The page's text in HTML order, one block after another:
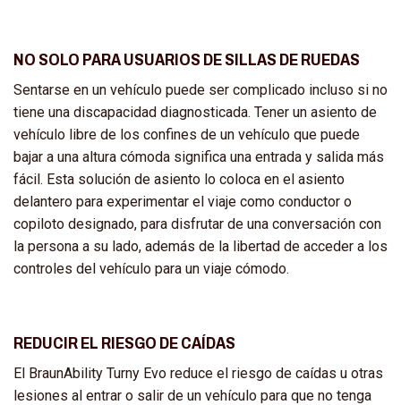
NO SOLO PARA USUARIOS DE SILLAS DE RUEDAS
Sentarse en un vehículo puede ser complicado incluso si no
tiene una discapacidad diagnosticada. Tener un asiento de
vehículo libre de los confines de un vehículo que puede
bajar a una altura cómoda significa una entrada y salida más
fácil. Esta solución de asiento lo coloca en el asiento
delantero para experimentar el viaje como conductor o
copiloto designado, para disfrutar de una conversación con
la persona a su lado, además de la libertad de acceder a los
controles del vehículo para un viaje cómodo.
REDUCIR EL RIESGO DE CAÍDAS
El BraunAbility Turny Evo reduce el riesgo de caídas u otras
lesiones al entrar o salir de un vehículo para que no tenga